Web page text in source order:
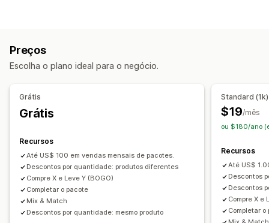
Criar uma caixa
Pacotes de cross-sell
Produtos relacionados
Pacotes personalizados
Preços que você pode definir
Preços fixos Preços por nível Intervalos de quantidade
Descontos Descontos por volume
Descontos percentuais
Descontos de carrinho
Frete grátis "Compre um e leve dois" Preços dinâmicos
Preços
Escolha o plano ideal para o negócio.
Grátis
Grátis
Recursos
Até US$ 100 em vendas mensais de pacotes.
Descontos por quantidade: produtos diferentes
Compre X e Leve Y (BOGO)
Completar o pacote
Mix & Match
Descontos por quantidade: mesmo produto
Standard (1k)
$19/mês
ou $180/ano
Recursos
Até US$
Descontos
Descontos
Compre X e
Completar o